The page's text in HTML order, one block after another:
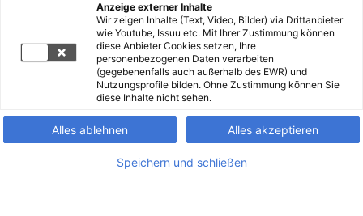
Anzeige externer Inhalte
Wir zeigen Inhalte (Text, Video, Bilder) via Drittanbieter
wie Youtube, Issuu etc. Mit Ihrer Zustimmung können
diese Anbieter Cookies setzen, Ihre
personenbezogenen Daten verarbeiten
(gegebenenfalls auch außerhalb des EWR) und
Nutzungsprofile bilden. Ohne Zustimmung können Sie
diese Inhalte nicht sehen.
Alles ablehnen Alles akzeptieren
Speichern und schließen